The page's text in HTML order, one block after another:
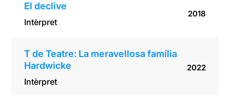
El declive
Intèrpret
2018
T de Teatre: La meravellosa família
Hardwicke
Intèrpret
2022